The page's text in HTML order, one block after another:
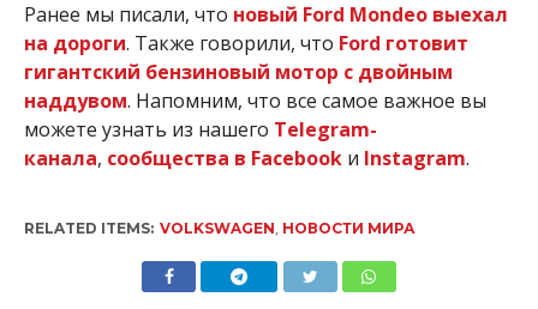
Ранее мы писали, что новый Ford Mondeo выехал
на дороги. Также говорили, что Ford готовит
гигантский бензиновый мотор с двойным
наддувом. Напомним, что все самое важное вы
можете узнать из нашего Telegram-
канала, сообщества в Facebookи Instagram.
RELATED ITEMS: VOLKSWAGEN, НОВОСТИ МИРА